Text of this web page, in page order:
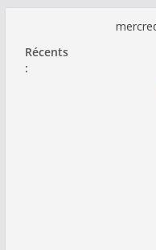
contenu
Récents
: